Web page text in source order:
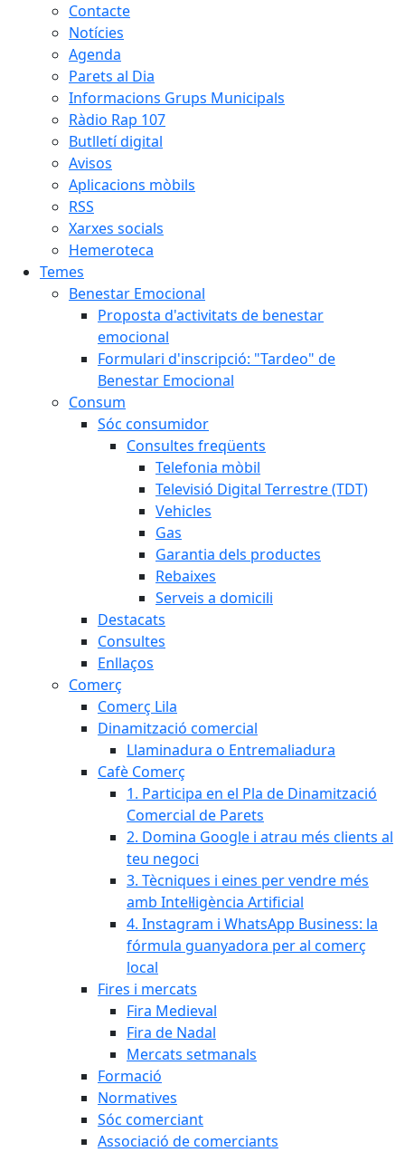
Contacte
Notícies
Agenda
Parets al Dia
Informacions Grups Municipals
Ràdio Rap 107
Butlletí digital
Avisos
Aplicacions mòbils
RSS
Xarxes socials
Hemeroteca
Temes
Benestar Emocional
Proposta d'activitats de benestar
emocional
Formulari d'inscripció: "Tardeo" de
Benestar Emocional
Consum
Sóc consumidor
Consultes freqüents
Telefonia mòbil
Televisió Digital Terrestre (TDT)
Vehicles
Gas
Garantia dels productes
Rebaixes
Serveis a domicili
Destacats
Consultes
Enllaços
Comerç
Comerç Lila
Dinamització comercial
Llaminadura o Entremaliadura
Cafè Comerç
1. Participa en el Pla de Dinamització
Comercial de Parets
2. Domina Google i atrau més clients al
teu negoci
3. Tècniques i eines per vendre més
amb Intel·ligència Artificial
4. Instagram i WhatsApp Business: la
fórmula guanyadora per al comerç
local
Fires i mercats
Fira Medieval
Fira de Nadal
Mercats setmanals
Formació
Normatives
Sóc comerciant
Associació de comerciants